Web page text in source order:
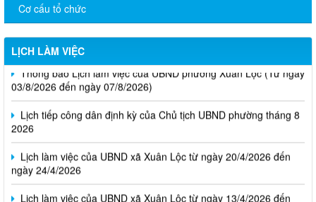
Cơ cấu tổ chức
LỊCH LÀM VIỆC
Thông báo Lịch làm việc của UBND phường Xuân Lộc (Từ ngày
03/8/2026 đến ngày 07/8/2026)
Lịch tiếp công dân định kỳ của Chủ tịch UBND phường tháng 8
2026
Lịch làm việc của UBND xã Xuân Lộc từ ngày 20/4/2026 đến
ngày 24/4/2026
Lịch làm việc của UBND xã Xuân Lộc từ ngày 13/4/2026 đến
ngày 19/4/2026